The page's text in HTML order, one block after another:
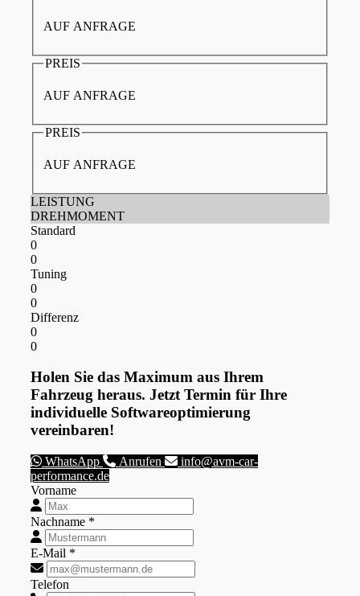
AUF ANFRAGE
PREIS
AUF ANFRAGE
PREIS
AUF ANFRAGE
LEISTUNG
DREHMOMENT
Standard
0
0
Tuning
0
0
Differenz
0
0
Holen Sie das Maximum aus Ihrem
Fahrzeug heraus. Jetzt Termin für Ihre
individuelle Softwareoptimierung
vereinbaren!
WhatsApp Anrufen
info@avm-car-
performance.de
Vorname
Nachname *
E-Mail *
Telefon